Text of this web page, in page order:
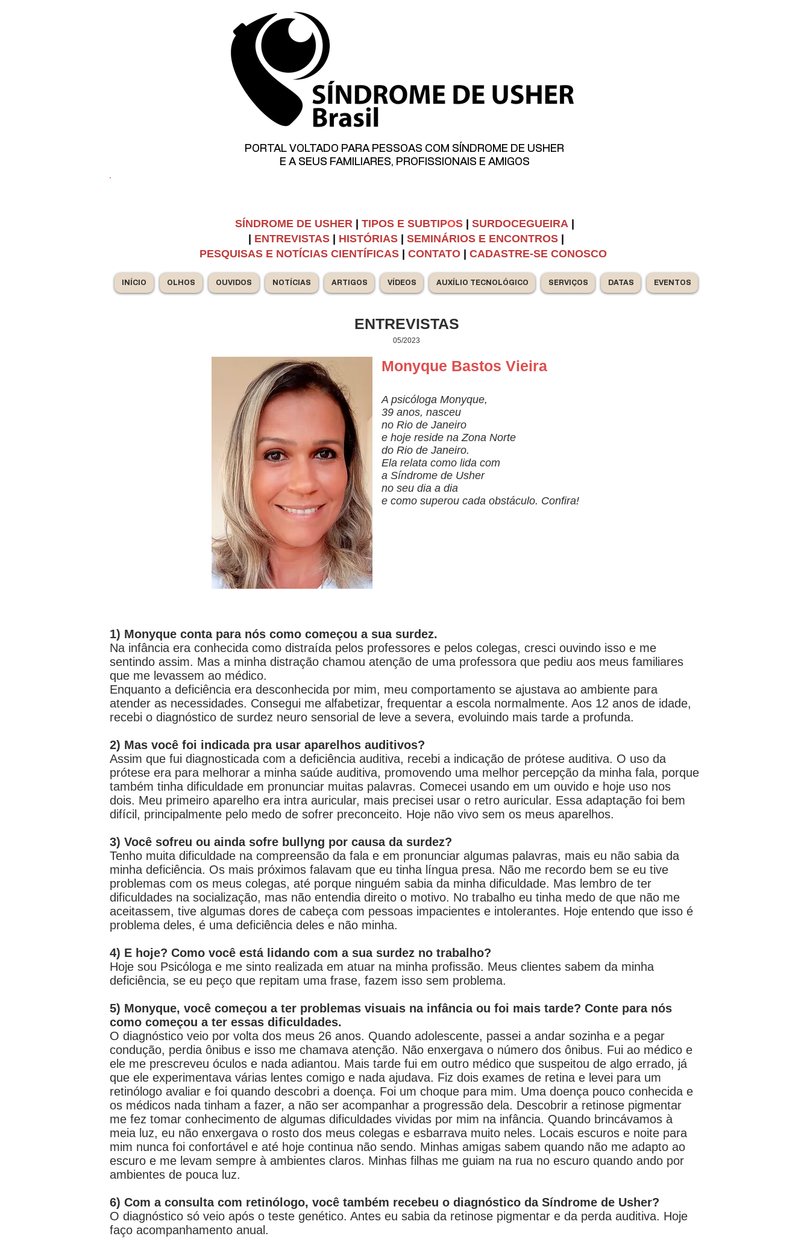
PORTAL VOLTADO PARA PESSOAS COM SÍNDROME DE USHER
E A SEUS FAMILIARES, PROFISSIONAIS E AMIGOS
SÍNDROME DE USHER TIPOS E SUBTIPOS SURDOCEGUEIRA
ENTREVISTAS HISTÓRIAS| SEMINÁRIOS E ENCONTROS
PESQUISAS E NOTÍCIAS CIENTÍFICAS
CONTATO CADASTRE-SE CONOSCO
INÍCIO OLHOS OUVIDOS NOTÍCIAS ARTIGOS VÍDEOS AUXÍLIO TECNOLÓGICO SERVIÇOS DATAS EVENTOS
ENTREVISTAS
05/2023
Monyque Bastos Vieira
A psicóloga Monyque,
39 anos, nasceu
no Rio de Janeiro
e hoje reside na Zona Norte
do Rio de Janeiro.
Ela relata como lida com
a Síndrome de Usher
no seu dia a dia
e como superou cada obstáculo. Confira!
1) Monyque conta para nós como começou a sua surdez.
Na infância era conhecida como distraída pelos professores e pelos colegas, cresci ouvindo isso e me
sentindo assim. Mas a minha distração chamou atenção de uma professora que pediu aos meus familiares
que me levassem ao médico.
Enquanto a deficiência era desconhecida por mim, meu comportamento se ajustava ao ambiente para
atender as necessidades. Consegui me alfabetizar, frequentar a escola normalmente. Aos 12 anos de idade,
recebi o diagnóstico de surdez neuro sensorial de leve a severa, evoluindo mais tarde a profunda.
2) Mas você foi indicada pra usar aparelhos auditivos?
Assim que fui diagnosticada com a deficiência auditiva, recebi a indicação de prótese auditiva. O uso da
prótese era para melhorar a minha saúde auditiva, promovendo uma melhor percepção da minha fala, porque
também tinha dificuldade em pronunciar muitas palavras. Comecei usando em um ouvido e hoje uso nos
dois. Meu primeiro aparelho era intra auricular, mais precisei usar o retro auricular. Essa adaptação foi bem
difícil, principalmente pelo medo de sofrer preconceito. Hoje não vivo sem os meus aparelhos.
3) Você sofreu ou ainda sofre bullyng por causa da surdez?
Tenho muita dificuldade na compreensão da fala e em pronunciar algumas palavras, mais eu não sabia da
minha deficiência. Os mais próximos falavam que eu tinha língua presa. Não me recordo bem se eu tive
problemas com os meus colegas, até porque ninguém sabia da minha dificuldade. Mas lembro de ter
dificuldades na socialização, mas não entendia direito o motivo. No trabalho eu tinha medo de que não me
aceitassem, tive algumas dores de cabeça com pessoas impacientes e intolerantes. Hoje entendo que isso é
problema deles, é uma deficiência deles e não minha.
4) E hoje? Como você está lidando com a sua surdez no trabalho?
Hoje sou Psicóloga e me sinto realizada em atuar na minha profissão. Meus clientes sabem da minha
deficiência, se eu peço que repitam uma frase, fazem isso sem problema.
5) Monyque, você começou a ter problemas visuais na infância ou foi mais tarde? Conte para nós
como começou a ter essas dificuldades.
O diagnóstico veio por volta dos meus 26 anos. Quando adolescente, passei a andar sozinha e a pegar
condução, perdia ônibus e isso me chamava atenção. Não enxergava o número dos ônibus. Fui ao médico e
ele me prescreveu óculos e nada adiantou. Mais tarde fui em outro médico que suspeitou de algo errado, já
que ele experimentava várias lentes comigo e nada ajudava. Fiz dois exames de retina e levei para um
retinólogo avaliar e foi quando descobri a doença. Foi um choque para mim. Uma doença pouco conhecida e
os médicos nada tinham a fazer, a não ser acompanhar a progressão dela. Descobrir a retinose pigmentar
me fez tomar conhecimento de algumas dificuldades vividas por mim na infância. Quando brincávamos à
meia luz, eu não enxergava o rosto dos meus colegas e esbarrava muito neles. Locais escuros e noite para
mim nunca foi confortável e até hoje continua não sendo. Minhas amigas sabem quando não me adapto ao
escuro e me levam sempre à ambientes claros. Minhas filhas me guiam na rua no escuro quando ando por
ambientes de pouca luz.
6) Com a consulta com retinólogo, você também recebeu o diagnóstico da Síndrome de Usher?
O diagnóstico só veio após o teste genético. Antes eu sabia da retinose pigmentar e da perda auditiva. Hoje
faço acompanhamento anual.